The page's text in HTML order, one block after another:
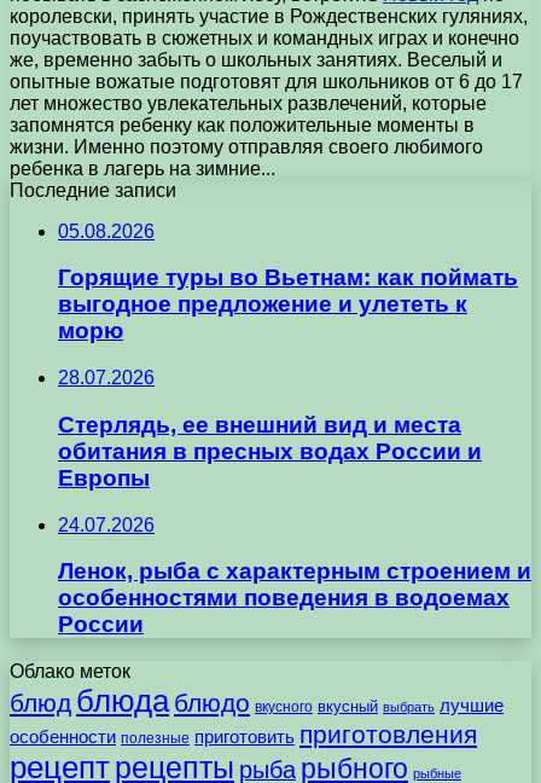
королевски, принять участие в Рождественских гуляниях,
поучаствовать в сюжетных и командных играх и конечно
же, временно забыть о школьных занятиях. Веселый и
опытные вожатые подготовят для школьников от 6 до 17
лет множество увлекательных развлечений, которые
запомнятся ребенку как положительные моменты в
жизни. Именно поэтому отправляя своего любимого
ребенка в лагерь на зимние...
Последние записи
05.08.2026
Горящие туры во Вьетнам: как поймать
выгодное предложение и улететь к
морю
28.07.2026
Стерлядь, ее внешний вид и места
обитания в пресных водах России и
Европы
24.07.2026
Ленок, рыба с характерным строением и
особенностями поведения в водоемах
России
Облако меток
блюд блюда блюдо вкусного вкусный выбрать лучшие
особенности полезные приготовить приготовления
рецептрецепты рыба рыбного рыбные